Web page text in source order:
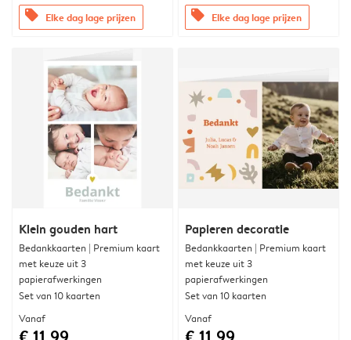
offers Elke dag lage prijzen offers Elke dag lage prijzen
Klein gouden hart
Bedankkaarten | Premium kaart
met keuze uit 3
papierafwerkingen
Set van 10 kaarten
Vanaf
Papieren decoratie
Bedankkaarten | Premium kaart
met keuze uit 3
papierafwerkingen
Set van 10 kaarten
Vanaf